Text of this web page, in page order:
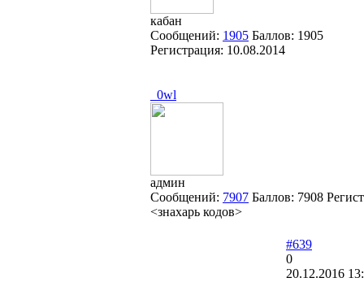
кабан
Сообщений: 1905 Баллов: 1905
Регистрация: 10.08.2014
_0wl
админ
Сообщений: 7907 Баллов: 7908
<знахарь кодов>
#639
0
20.12.2016